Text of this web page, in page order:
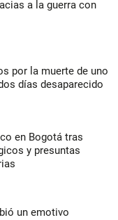
a la guerra con
por la muerte de uno
días desaparecido
en Bogotá tras
y presuntas
un emotivo